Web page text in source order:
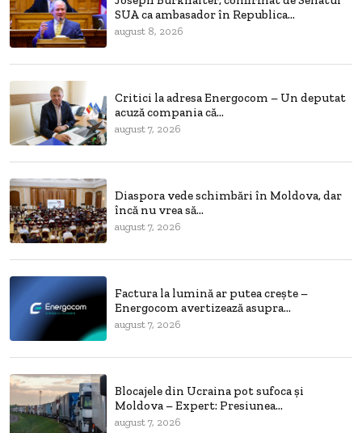
SUA ca ambasador în Republica...
august 8, 2026
Critici la adresa Energocom – Un deputat
acuză compania că...
august 7, 2026
Diaspora vede schimbări în Moldova, dar
încă nu vrea să...
august 7, 2026
Factura la lumină ar putea crește –
Energocom avertizează asupra...
august 7, 2026
Blocajele din Ucraina pot sufoca și
Moldova – Expert: Presiunea...
august 7, 2026